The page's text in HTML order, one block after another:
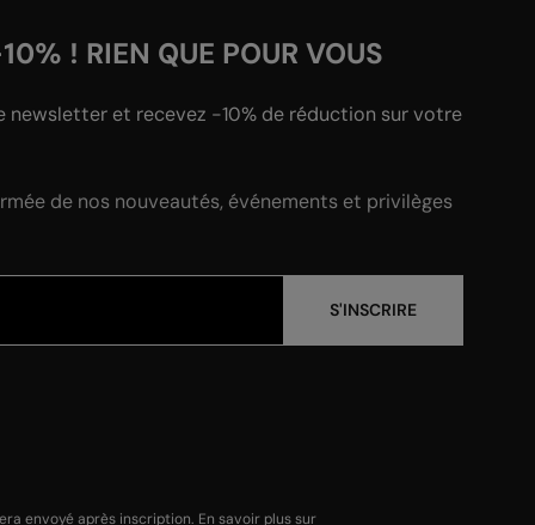
! RIEN QUE POUR VOUS
newsletter et recevez -10% de réduction sur votre
de nos nouveautés, événements et privilèges
S'INSCRIRE
envoyé après inscription. En savoir plus sur